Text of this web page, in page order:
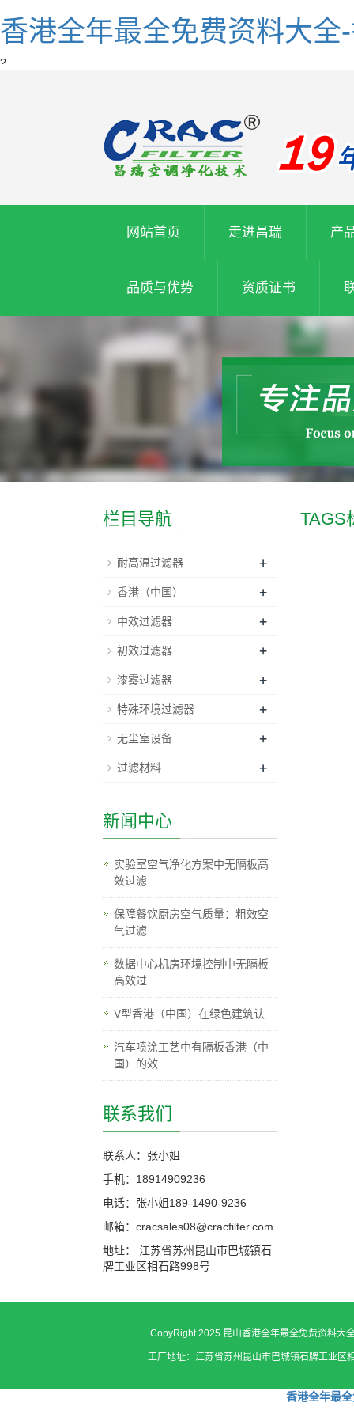
香港全年最全免费资料大全
?
网站首页 走进昌瑞 产
品质与优势 资质证书
TAGS
栏目导航
耐高温过滤器 +
香港（中国） +
中效过滤器 +
初效过滤器 +
漆雾过滤器 +
特殊环境过滤器 +
无尘室设备 +
过滤材料 +
新闻中心
实验室空气净化方案中无隔板高
效过滤
保障餐饮厨房空气质量：粗效空
气过滤
数据中心机房环境控制中无隔板
高效过
V型香港（中国）在绿色建筑认
汽车喷涂工艺中有隔板香港（中
国）的效
联系我们
联系人：张小姐
手机：18914909236
电话：张小姐189-1490-9236
邮箱：cracsales08@cracfilter.com
地址： 江苏省苏州昆山市巴城镇石
牌工业区相石路998号
CopyRight 2025 昆山香港全年最全免费资料
工厂地址：江苏省苏州昆山市巴城镇石牌工业
香港全年最